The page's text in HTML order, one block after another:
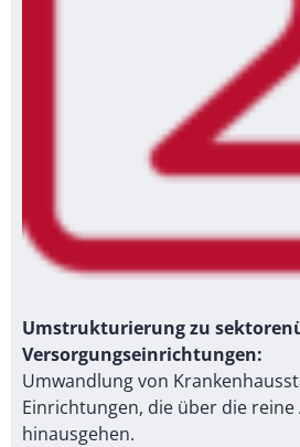
Umstrukturierung zu
Versorgungseinrichtungen:
Umwandlung von
Einrichtungen, die über die
hinausgehen.